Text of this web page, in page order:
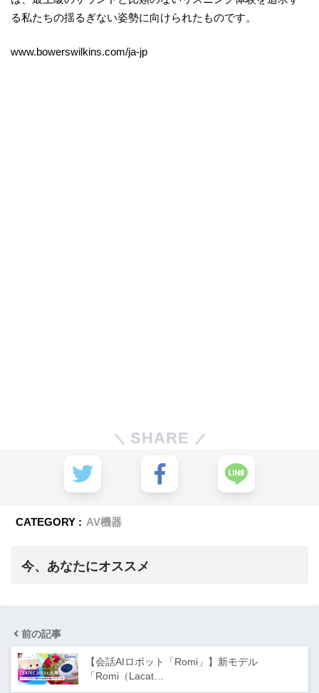
る私たちの揺るぎない姿勢に向けられたものです。
www.bowerswilkins.com/ja-jp
SHARE
CATEGORY : AV機器
今、あなたにオススメ
前の記事
【会話AIロボット「Romi」】新モデル
「Romi（Lacat…